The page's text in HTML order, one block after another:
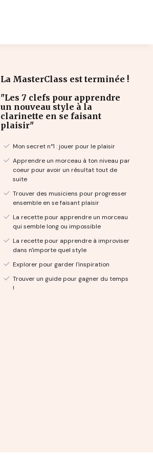
La MasterClass est terminée !
"Les 7 clefs pour apprendre
un nouveau style à la
clarinette en se faisant
plaisir"
Mon secret n°1 : jouer pour le plaisir
Apprendre un morceau à ton niveau par
coeur pour avoir un résultat tout de
suite
Trouver des musiciens pour progresser
ensemble en se faisant plaisir
La recette pour apprendre un morceau
qui semble long ou impossible
La recette pour apprendre à improviser
dans n'importe quel style
Explorer pour garder l'inspiration
Trouver un guide pour gagner du temps
!